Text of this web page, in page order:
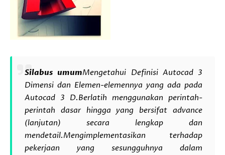
Silabus umumMengetahui Definisi Autocad 3
Dimensi dan Elemen-elemennya yang ada pada
Autocad 3 D.Berlatih menggunakan perintah-
perintah dasar hingga yang bersifat advance
(lanjutan) secara lengkap dan
mendetail.Mengimplementasikan terhadap
pekerjaan yang sesungguhnya dalam